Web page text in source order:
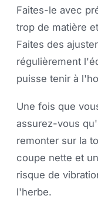
Faites-le avec
trop de matière
Faites des
régulièrement
puisse tenir à
Une fois que
assurez-vous
remonter sur la
coupe nette et
risque de
l'herbe.